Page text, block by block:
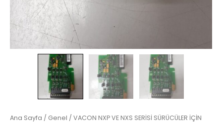
Ana Sayfa / Genel / VACON NXP VE NXS SERİSİ SÜRÜCÜLER İÇİN